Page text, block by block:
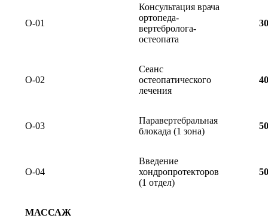
О-01
Консультация врача
ортопеда-
вертебролога-
остеопата
О-02
Сеанс
остеопатического
лечения
О-03
Паравертебральная
блокада (1 зона)
О-04
Введение
хондропротекторов
(1 отдел)
МАССАЖ